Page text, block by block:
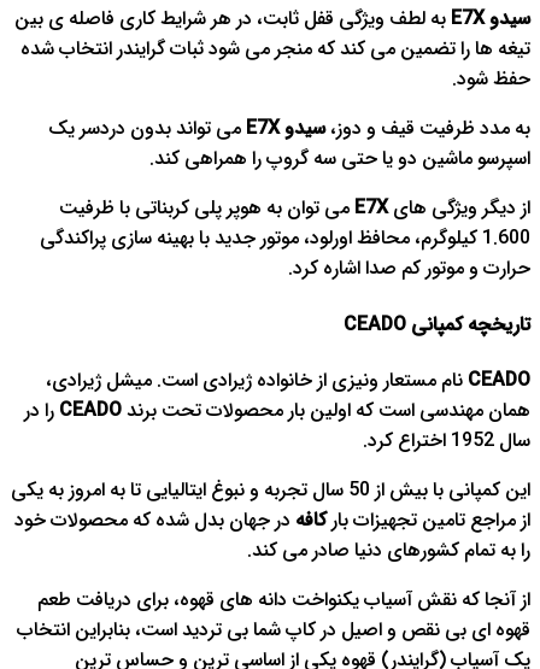
سیدو E7X
به لطف ویژگی قفل ثابت، در هر شرایط کاری فاصله ی بین
تیغه ها را تضمین می کند که منجر می شود ثبات گرایندر انتخاب شده
حفظ شود.
به مدد ظرفیت قیف و دوز،سیدو E7X
می تواند بدون دردسر یک
اسپرسو ماشین دو یا حتی سه گروپ را همراهی کند.
از دیگر ویژگی های E7X می توان به هوپر پلی کربناتی با ظرفیت
1.600 کیلوگرم، محافظ اورلود، موتور جدید با بهینه سازی پراکندگی
حرارت و موتور کم صدا اشاره کرد.
تاریخچه کمپانی CEADO
CEADO نام مستعار ونیزی از خانواده ژیرادی است. میشل ژیرادی،
همان مهندسی است که اولین بار محصولات تحت برند CEADO را در
سال 1952 اختراع کرد.
این کمپانی با بیش از 50 سال تجربه و نبوغ ایتالیایی تا به امروز به یکی
از مراجع تامین تجهیزات بارکافه در جهان بدل شده که محصولات خود
را به تمام کشورهای دنیا صادر می کند.
از آنجا که نقش آسیاب یکنواخت دانه های قهوه، برای دریافت طعم
قهوه ای بی نقص و اصیل در کاپ شما بی تردید است، بنابراین انتخاب
یک آسیاب (گرایندر) قهوه یکی از اساسی ترین و حساس ترین